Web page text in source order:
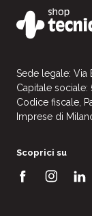
Sede legale: Via
Capitale
Codice fiscale,
Imprese di
Scoprici su